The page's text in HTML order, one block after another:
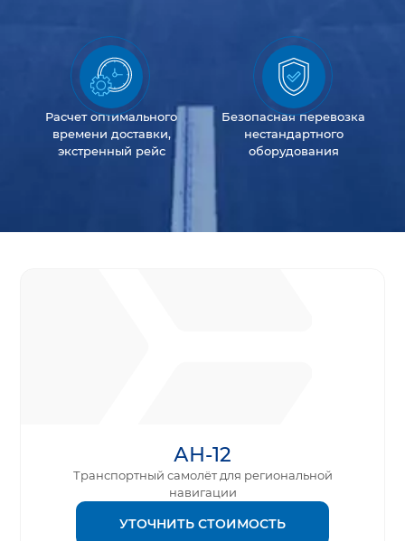
Расчет оптимального
времени доставки,
экстренный рейс
Безопасная перевозка
нестандартного
оборудования
АН-12
Транспортный самолёт для региональной
навигации
УТОЧНИТЬ СТОИМОСТЬ